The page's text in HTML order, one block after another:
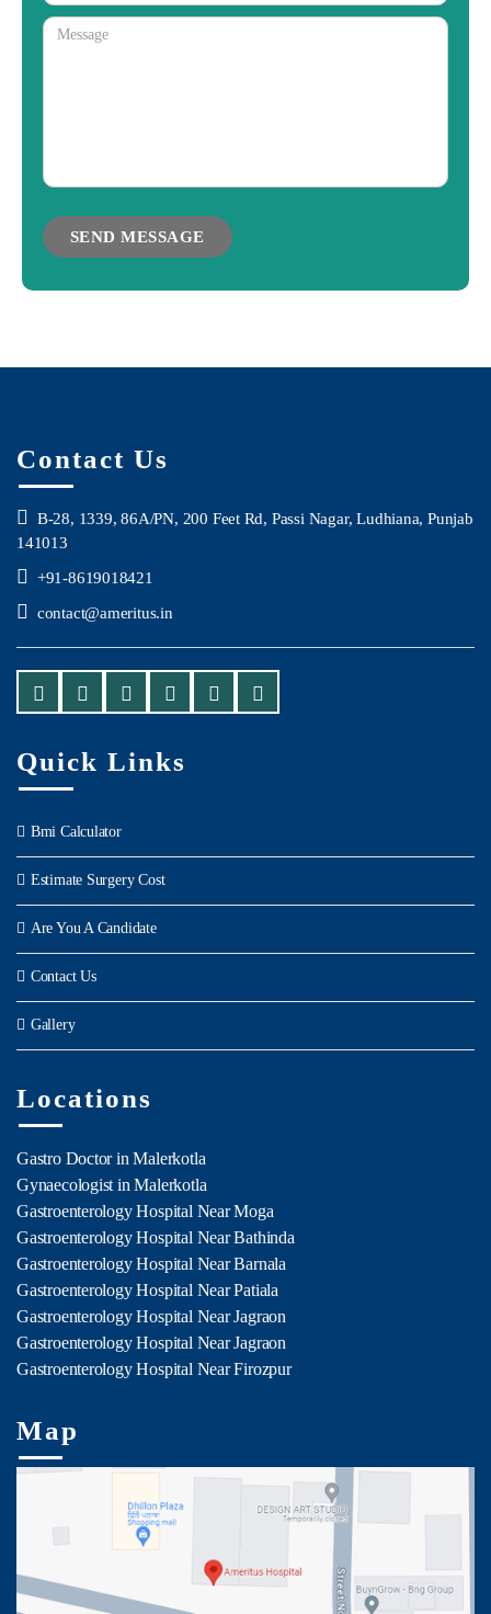
Contact Us
B-28, 1339, 86A/PN, 200 Feet Rd, Passi Nagar, Ludhiana, Punjab
141013
+91-8619018421
contact@ameritus.in
Quick Links
Bmi Calculator
Estimate Surgery Cost
Are You A Candidate
Contact Us
Gallery
Locations
Gastro Doctor in Malerkotla
Gynaecologist in Malerkotla
Gastroenterology Hospital Near Moga
Gastroenterology Hospital Near Bathinda
Gastroenterology Hospital Near Barnala
Gastroenterology Hospital Near Patiala
Gastroenterology Hospital Near Jagraon
Gastroenterology Hospital Near Jagraon
Gastroenterology Hospital Near Firozpur
Map